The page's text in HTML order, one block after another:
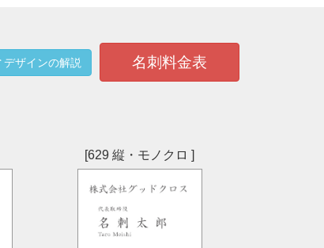
デザインの解説 名刺料金表
[629 縦・モノクロ ]